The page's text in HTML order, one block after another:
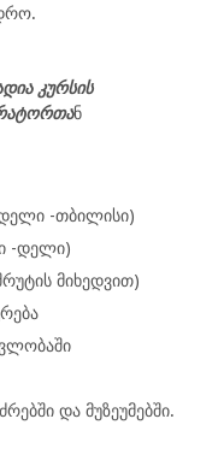
კურსის
ნ
-თბილისი)
-დელი)
მიხედვით)
და მუზეუმებში.